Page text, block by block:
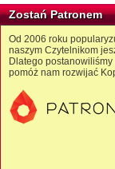
Zostań Patronem
Od 2006 roku
naszym Czytelnikom
Dlatego
pomóż nam rozwijać